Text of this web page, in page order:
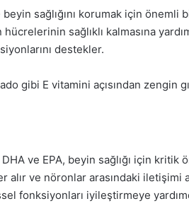
sağlığını korumak için önemli
sağlıklı kalmasına
destekler.
gibi E vitamini açısından zengin
ve EPA, beyin sağlığı için kritik
alır ve nöronlar arasındaki iletişimi
fonksiyonları iyileştirmeye